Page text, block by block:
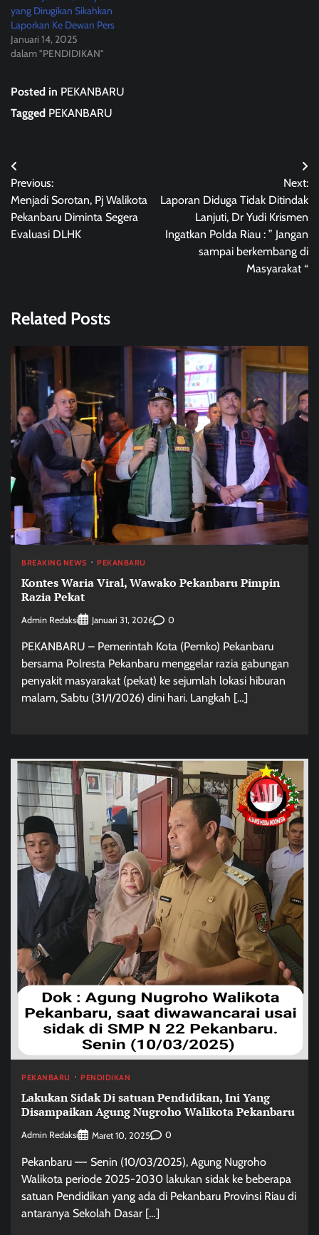
yang Dirugikan Sikahkan
Laporkan Ke Dewan Pers
Januari 14, 2025
dalam "PENDIDIKAN"
Posted in PEKANBARU
Tagged PEKANBARU
Navigasi
pos
Previous:
Menjadi Sorotan, Pj Walikota
Pekanbaru Diminta Segera
Evaluasi DLHK
Next:
Laporan Diduga Tidak Ditindak
Lanjuti, Dr Yudi Krismen
Ingatkan Polda Riau : ” Jangan
sampai berkembang di
Masyarakat “
Related Posts
BREAKING NEWS PEKANBARU
Kontes Waria Viral, Wawako Pekanbaru Pimpin
Razia Pekat
Admin Redaksi Januari 31, 2026 0
PEKANBARU – Pemerintah Kota (Pemko) Pekanbaru
bersama Polresta Pekanbaru menggelar razia gabungan
penyakit masyarakat (pekat) ke sejumlah lokasi hiburan
malam, Sabtu (31/1/2026) dini hari. Langkah […]
PEKANBARU PENDIDIKAN
Lakukan Sidak Di satuan Pendidikan, Ini Yang
Disampaikan Agung Nugroho Walikota Pekanbaru
Admin Redaksi Maret 10, 2025 0
Pekanbaru —- Senin (10/03/2025), Agung Nugroho
Walikota periode 2025-2030 lakukan sidak ke beberapa
satuan Pendidikan yang ada di Pekanbaru Provinsi Riau di
antaranya Sekolah Dasar […]